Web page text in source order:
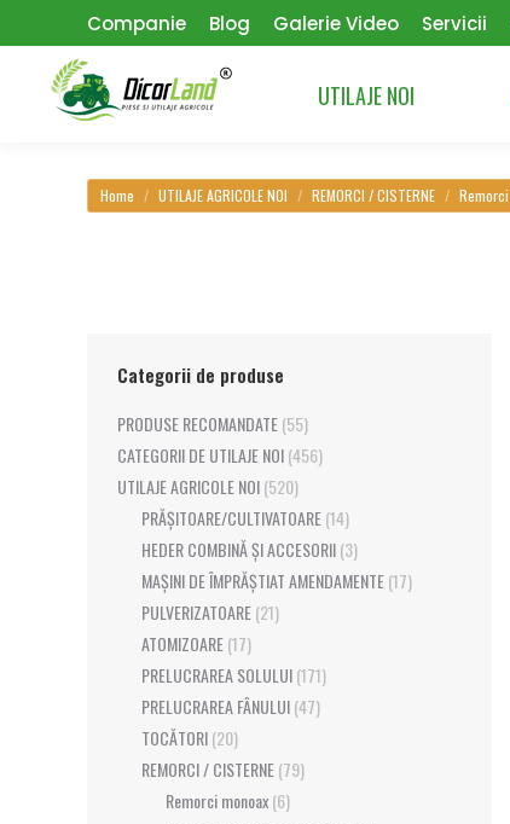
Companie Blog Galerie Video Servicii
UTILAJE NOI
You are here:
Home UTILAJE AGRICOLE NOI REMORCI / CISTERNE Remorci
Categorii de produse
PRODUSE RECOMANDATE(55)
CATEGORII DE UTILAJE NOI(456)
UTILAJE AGRICOLE NOI(520)
PRĂȘITOARE/CULTIVATOARE(14)
HEDER COMBINĂ ȘI ACCESORII(3)
MAȘINI DE ÎMPRĂȘTIAT AMENDAMENTE(17)
PULVERIZATOARE(21)
ATOMIZOARE(17)
PRELUCRAREA SOLULUI(171)
PRELUCRAREA FÂNULUI(47)
TOCĂTORI(20)
REMORCI / CISTERNE(79)
Remorci monoax(6)